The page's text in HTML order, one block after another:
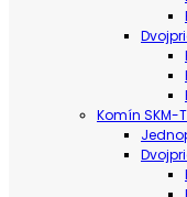
Komín SKM-